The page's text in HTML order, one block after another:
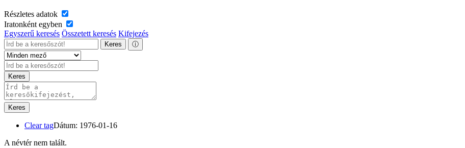
Részletes adatok
Iratonként egyben
Egyszerű keresés Összetett keresés Kifejezés
Keres ⓘ
Keres
Keres
Clear tagDátum: 1976-01-16
A névtér nem talált.